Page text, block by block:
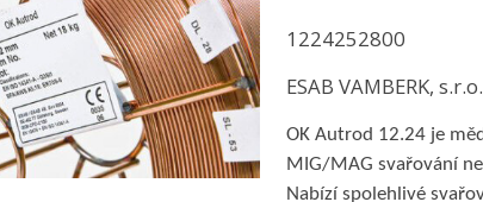
1224252800
ESAB VAMBERK,
OK Autrod 12.24 je
MIG/MAG svařování
Nabízí spolehlivé